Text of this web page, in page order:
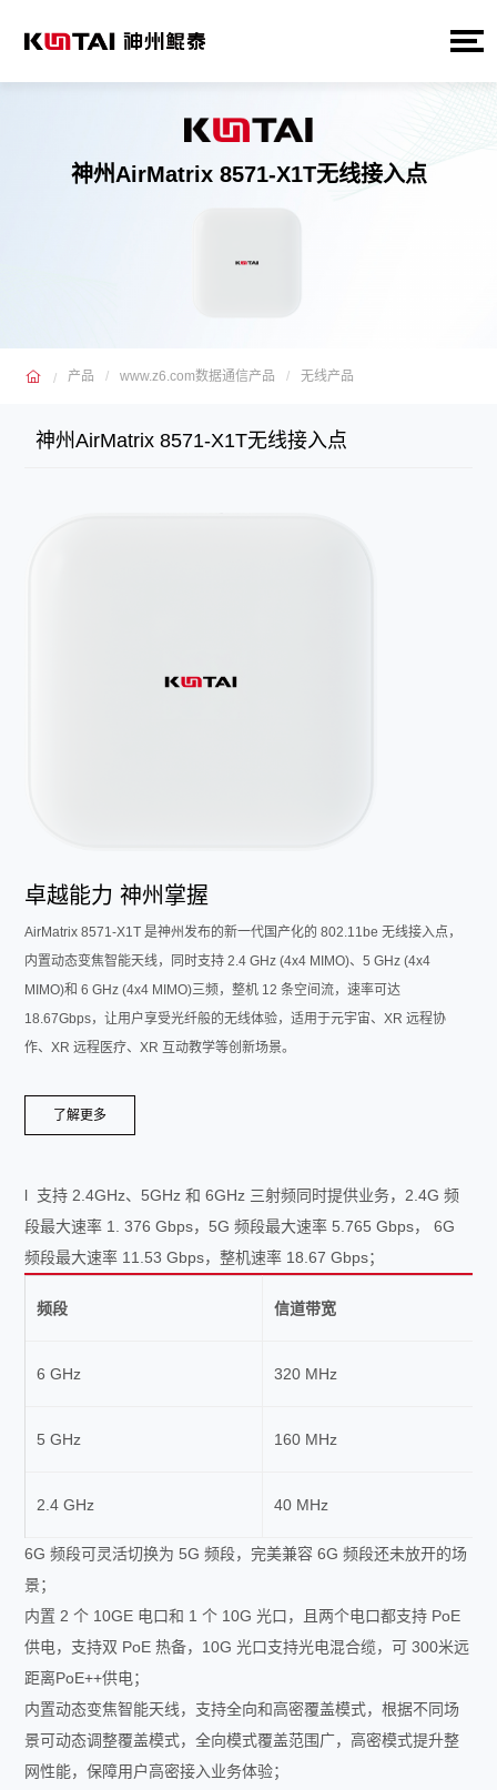
神州AirMatrix 8571-X1T无线接入点
产品 www.z6.com数据通信产品 无线产品
神州AirMatrix 8571-X1T无线接入点
卓越能力 神州掌握
AirMatrix 8571-X1T 是神州发布的新一代国产化的 802.11be 无线接入点，
内置动态变焦智能天线，同时支持 2.4 GHz (4x4 MIMO)、5 GHz (4x4
MIMO)和 6 GHz (4x4 MIMO)三频，整机 12 条空间流，速率可达
18.67Gbps，让用户享受光纤般的无线体验，适用于元宇宙、XR 远程协
作、XR 远程医疗、XR 互动教学等创新场景。
了解更多
l 支持 2.4GHz、5GHz 和 6GHz 三射频同时提供业务，2.4G 频
段最大速率 1. 376 Gbps，5G 频段最大速率 5.765 Gbps， 6G
频段最大速率 11.53 Gbps，整机速率 18.67 Gbps；
频段 信道带宽
6 GHz 320 MHz
5 GHz 160 MHz
2.4 GHz 40 MHz
6G 频段可灵活切换为 5G 频段，完美兼容 6G 频段还未放开的场
景；
内置 2 个 10GE 电口和 1 个 10G 光口，且两个电口都支持 PoE
供电，支持双 PoE 热备，10G 光口支持光电混合缆，可 300米远
距离PoE++供电；
内置动态变焦智能天线，支持全向和高密覆盖模式，根据不同场
景可动态调整覆盖模式，全向模式覆盖范围广，高密模式提升整
网性能，保障用户高密接入业务体验；